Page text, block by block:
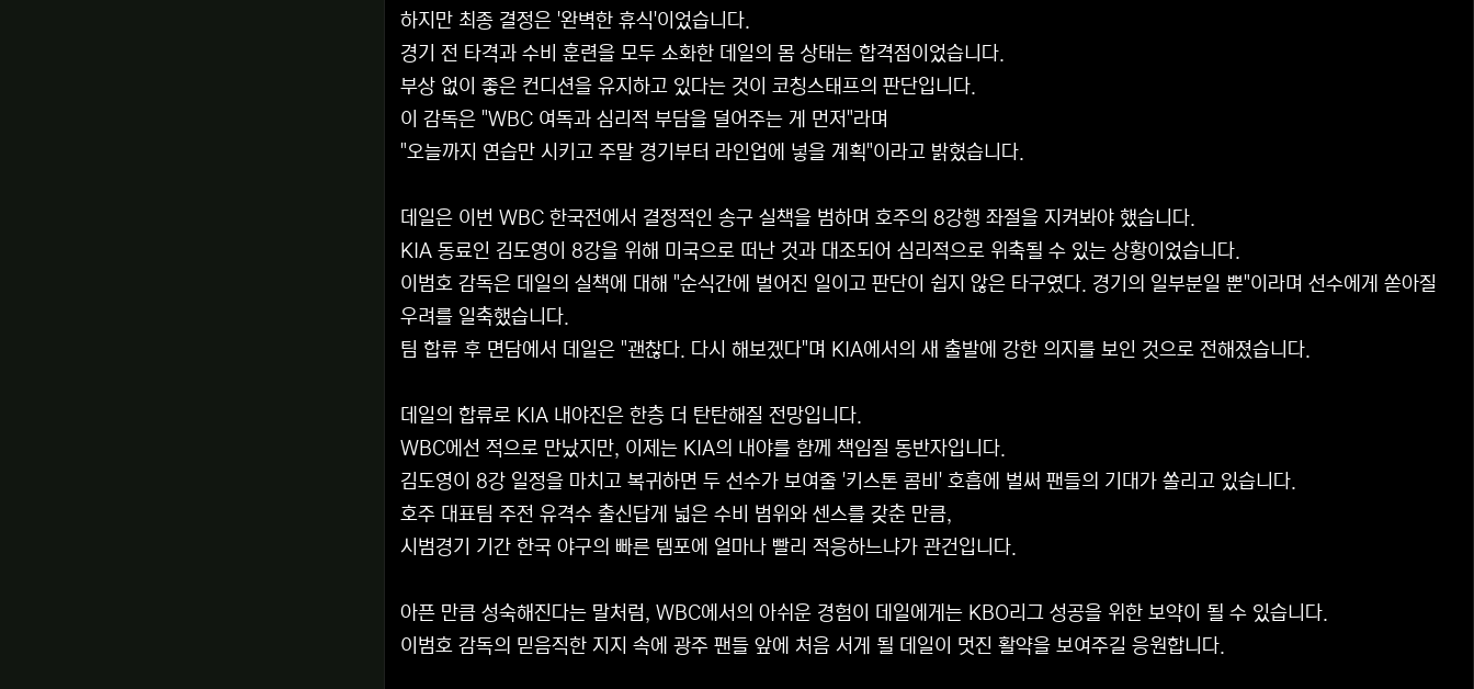
하지만 최종 결정은 '완벽한 휴식'이었습니다.
경기 전 타격과 수비 훈련을 모두 소화한 데일의 몸 상태는 합격점이었습니다.
부상 없이 좋은 컨디션을 유지하고 있다는 것이 코칭스태프의 판단입니다.
이 감독은 "WBC 여독과 심리적 부담을 덜어주는 게 먼저"라며
"오늘까지 연습만 시키고 주말 경기부터 라인업에 넣을 계획"이라고 밝혔습니다.
데일은 이번 WBC 한국전에서 결정적인 송구 실책을 범하며 호주의 8강행 좌절을 지켜봐야 했습니다.
KIA 동료인 김도영이 8강을 위해 미국으로 떠난 것과 대조되어 심리적으로 위축될 수 있는 상황이었습니다.
이범호 감독은 데일의 실책에 대해 "순식간에 벌어진 일이고 판단이 쉽지 않은 타구였다. 경기의 일부분일 뿐"이라며 선수에게 쏟아질
우려를 일축했습니다.
팀 합류 후 면담에서 데일은 "괜찮다. 다시 해보겠다"며 KIA에서의 새 출발에 강한 의지를 보인 것으로 전해졌습니다.
데일의 합류로 KIA 내야진은 한층 더 탄탄해질 전망입니다.
WBC에선 적으로 만났지만, 이제는 KIA의 내야를 함께 책임질 동반자입니다.
김도영이 8강 일정을 마치고 복귀하면 두 선수가 보여줄 '키스톤 콤비' 호흡에 벌써 팬들의 기대가 쏠리고 있습니다.
호주 대표팀 주전 유격수 출신답게 넓은 수비 범위와 센스를 갖춘 만큼,
시범경기 기간 한국 야구의 빠른 템포에 얼마나 빨리 적응하느냐가 관건입니다.
아픈 만큼 성숙해진다는 말처럼, WBC에서의 아쉬운 경험이 데일에게는 KBO리그 성공을 위한 보약이 될 수 있습니다.
이범호 감독의 믿음직한 지지 속에 광주 팬들 앞에 처음 서게 될 데일이 멋진 활약을 보여주길 응원합니다.